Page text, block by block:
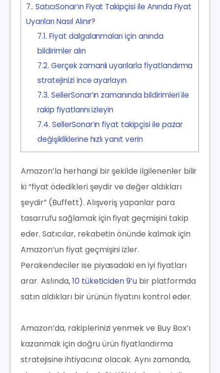
7. SatıcıSonar’ın Fiyat Takipçisi ile Anında Fiyat
Uyarıları Nasıl Alınır?
7.1. Fiyat dalgalanmaları için anında
bildirimler alın
7.2. Gerçek zamanlı uyarılarla fiyatlandırma
stratejinizi ince ayarlayın
7.3. SellerSonar’ın zamanında bildirimleri ile
rakip fiyatlarını izleyin
7.4. SellerSonar’ın fiyat takipçisi ile pazar
değişikliklerine hızlı yanıt verin
Amazon’la herhangi bir şekilde ilgilenenler bilir
ki “fiyat ödedikleri şeydir ve değer aldıkları
şeydir” (Buffett). Alışveriş yapanlar para
tasarrufu sağlamak için fiyat geçmişini takip
eder. Satıcılar, rekabetin önünde kalmak için
Amazon’un fiyat geçmişini izler.
Perakendeciler ise piyasadaki en iyi fiyatları
arar. Aslında,10 tüketiciden 9’u bir platformda
satın aldıkları bir ürünün fiyatını kontrol eder.
Amazon’da, rakiplerinizi yenmek ve Buy Box’ı
kazanmak için doğru ürün fiyatlandırma
stratejisine ihtiyacınız olacak. Aynı zamanda,